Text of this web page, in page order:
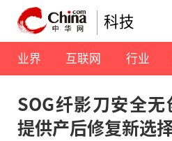
科技
业界 互联网 行业
SOG纤影刀安全
提供产后修复新选